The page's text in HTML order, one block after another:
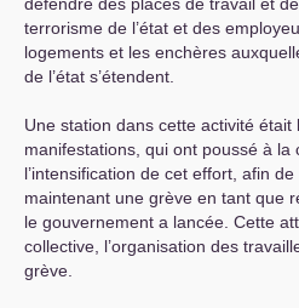
défendre des places de travail et
terrorisme de l’état et des
logements et les enchères
de l’état s’étendent.
Une station dans cette activité était
manifestations, qui ont poussé à la
l’intensification de cet effort, afin
maintenant une grève en tant que
le gouvernement a lancée. Cette
collective, l’organisation des
grève.